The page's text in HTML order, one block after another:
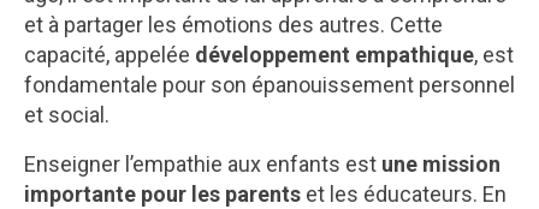
et à partager les émotions des autres. Cette
capacité, appelée développement empathique, est
fondamentale pour son épanouissement personnel
et social.
Enseigner l’empathie aux enfants est une mission
importante pour les parents et les éducateurs. En